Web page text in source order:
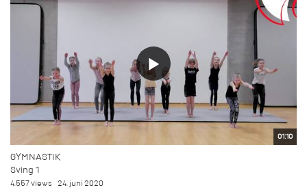
01:10
GYMNASTIK
Sving 1
4.557 views 24. juni 2020